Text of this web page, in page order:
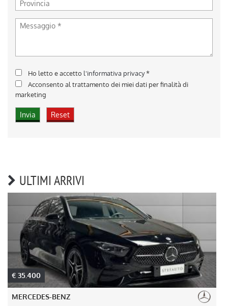
Ho letto e accetto l'informativa privacy*
Acconsento al trattamento dei miei dati per finalità di
marketing
ULTIMI ARRIVI
€ 35.400
MERCEDES-BENZ